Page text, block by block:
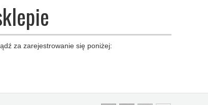
za zarejestrowanie się poniżej: